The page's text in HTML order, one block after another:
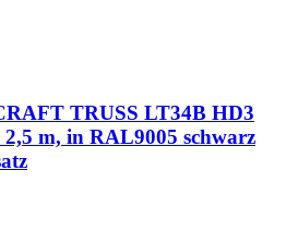
TRUSS LT34B HD3
m, in RAL9005 schwarz